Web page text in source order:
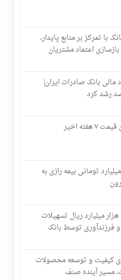
با تمرکز بر منابع پایدار،
اعتماد مشتریان
مالی بانک صادرات ایران|
اخیر
پرداخت خسارت ۵۰۰ میلیارد تومانی بیمه رازی به
پرداخت افزون بر ۳۲ هزار میلیارد ریال تسهیلات
فرزندآوری توسط بانک
کیفیت و توسعه محصولات
مسیر آینده صنف